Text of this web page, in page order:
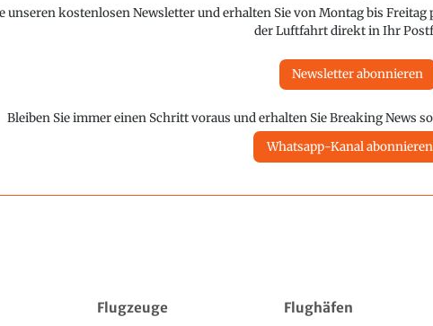
unseren kostenlosen Newsletter und erhalten Sie von Montag bis
der Luftfahrt direkt in Ihr
Newsletter abonnieren
Bleiben Sie immer einen Schritt voraus und erhalten Sie Breaking News
Whatsapp-Kanal abonnieren
Flugzeuge Flughäfen